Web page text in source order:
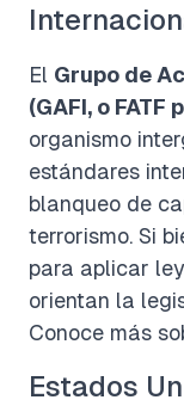
El Grupo de
(GAFI, o
organismo
estándares
blanqueo de
terrorismo. Si
para aplicar
orientan la
Conoce más
Estados